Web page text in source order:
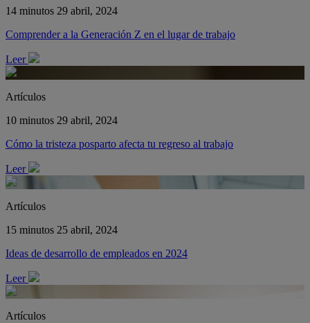
14 minutos 29 abril, 2024
Comprender a la Generación Z en el lugar de trabajo
Leer
Artículos
10 minutos 29 abril, 2024
Cómo la tristeza posparto afecta tu regreso al trabajo
Leer
Artículos
15 minutos 25 abril, 2024
Ideas de desarrollo de empleados en 2024
Leer
Artículos